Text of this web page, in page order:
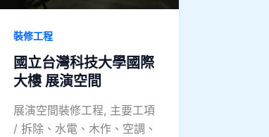
裝修工程
國立台灣科技大學國際
大樓 展演空間
展演空間裝修工程, 主要工項
/ 拆除、水電、木作、空調、